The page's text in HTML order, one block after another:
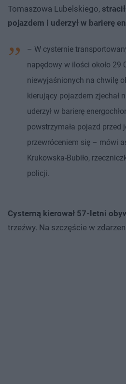
Tomaszowa Lubelskiego,
pojazdem i uderzył w barierę
– W cysternie
napędowy w ilości około 29
niewyjaśnionych na chwilę
kierujący pojazdem zjechał
uderzył w barierę
powstrzymała pojazd przed
przewróceniem się – mówi
Krukowska-Bubiło,
policji.
Cysterną kierował 57-letni
trzeźwy. Na szczęście w